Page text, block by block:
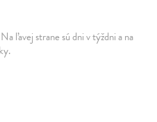
ľavej strane sú dni v týždni a na